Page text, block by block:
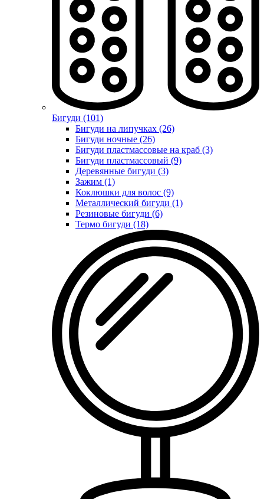
Бигуди (101)
Бигуди на липучках (26)
Бигуди ночные (26)
Бигуди пластмассовые на краб (3)
Бигуди пластмассовый (9)
Деревянные бигуди (3)
Зажим (1)
Коклюшки для волос (9)
Металлический бигуди (1)
Резиновые бигуди (6)
Термо бигуди (18)